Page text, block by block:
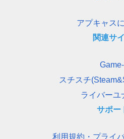
アプキャス
関連サ
スチスチ
ライバーユ
サポー
利用規約・プライ